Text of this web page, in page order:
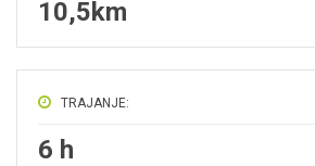
10,5km
TRAJANJE:
6 h